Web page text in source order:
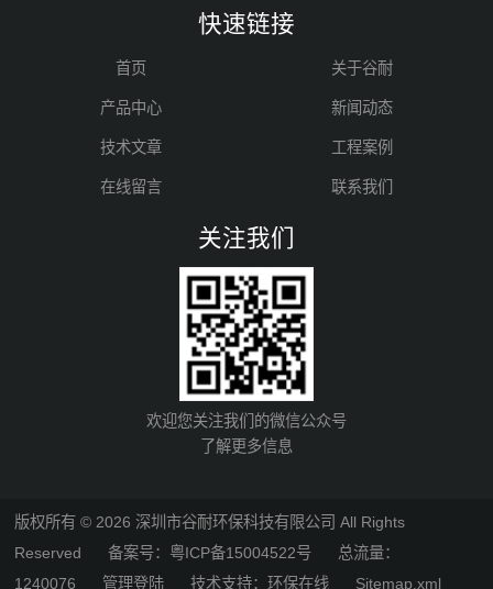
快速链接
首页 关于谷耐
产品中心 新闻动态
技术文章 工程案例
在线留言 联系我们
关注我们
欢迎您关注我们的微信公众号
了解更多信息
版权所有 © 2026 深圳市谷耐环保科技有限公司 All Rights
Reserved备案号：粤ICP备15004522号 总流量：
1240076 管理登陆 技术支持： 环保在线 Sitemap.xml